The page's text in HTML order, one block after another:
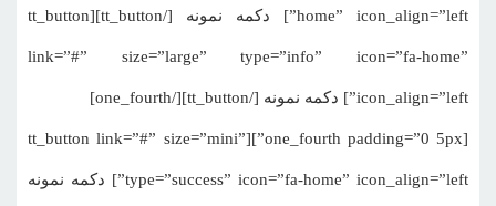
home” icon_align=”left”] دکمه نمونه [/tt_button][tt_button
link=”#” size=”large” type=”info” icon=”fa-home”
icon_align=”left”] دکمه نمونه [/tt_button][/one_fourth]
[one_fourth padding=”0 5px”][tt_button link=”#” size=”mini”
type=”success” icon=”fa-home” icon_align=”left”] دکمه نمونه